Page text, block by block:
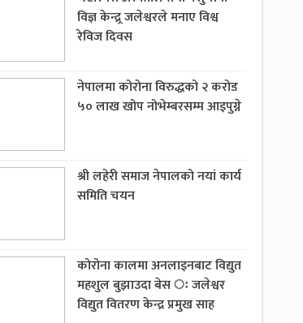
विज्ञ केन्द्र्र जलेश्वरले मनाए विश्व
रेविज दिवस
नेपालमा कोरोना विरुद्धको २ करोड
५० लाख खोप नोभेम्बरसम्म आइपुग्ने
श्री लहेरी समाज नेपालको नयां कार्य
समिति चयन
कोरोना कालमा अनलाइनबाट विद्युत
महशुल बुझाउदा बेस ः जलेश्वर
विद्युत वितरण केन्द्र प्रमुख साह